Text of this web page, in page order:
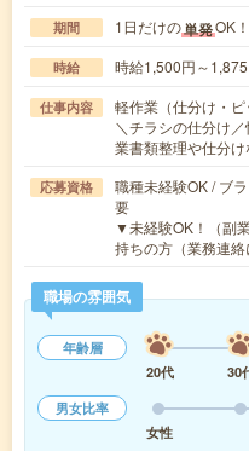
期間 1日だけの単発OK
時給 時給1,500円～
仕事内容
軽作業（仕分け・ピ
＼チラシの仕分け
業書類整理や仕分
応募資格
職種未経験OK / ブ
要
▼未経験OK！（副
持ちの方（業務連
職場の雰囲気
年齢層
20代
30
男女比率
女性